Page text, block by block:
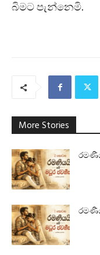
බිමට පැන්නෙමි.
More Stories